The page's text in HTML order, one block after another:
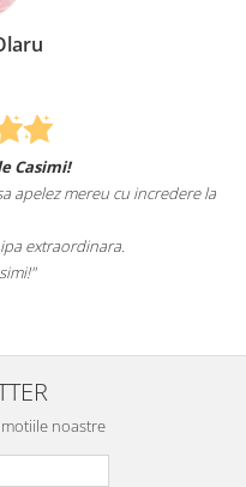
Casimi!
apelez mereu cu incredere la
extraordinara.
noastre